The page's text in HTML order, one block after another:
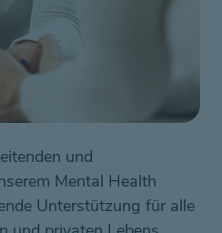
und
Mental Health
Unterstützung für alle